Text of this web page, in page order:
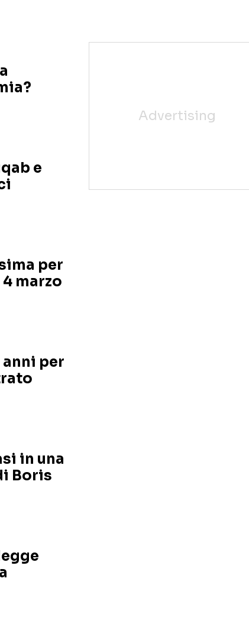
e
per
marzo
anni per
in una
Boris